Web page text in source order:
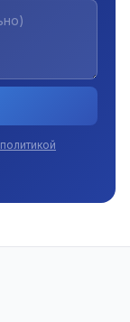
политикой